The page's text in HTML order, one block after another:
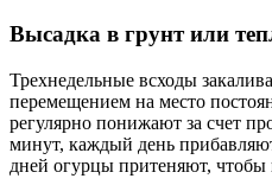
Высадка в грунт или
Трехнедельные всходы
перемещением на место
регулярно понижают за счет
минут, каждый день
дней огурцы притеняют, чтобы